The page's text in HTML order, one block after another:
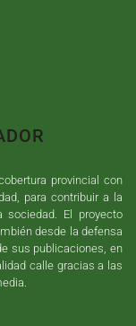
provincial con
para contribuir a la
sociedad. El proyecto
desde la defensa
sus publicaciones, en
calle gracias a las